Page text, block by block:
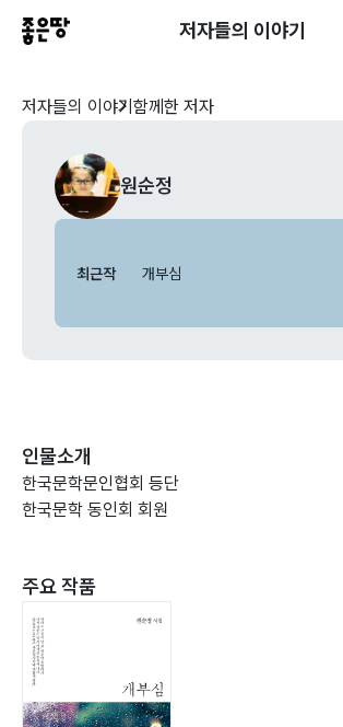
저자들의 이야기
저자들의 이야기 함께한 저자
원순정
최근작 개부심
인물소개
한국문학문인협회 등단
한국문학 동인회 회원
주요 작품